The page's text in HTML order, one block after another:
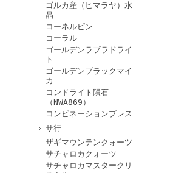
ゴルカ産（ヒマラヤ）水
晶
コーネルピン
コーラル
ゴールデンラブラドライ
ト
ゴールデンブラックマイ
カ
コンドライト隕石
（NWA869）
コンビネーションブレス
サ行
ザギマウンテンクォーツ
サチャロカクォーツ
サチャロカマスタークリ